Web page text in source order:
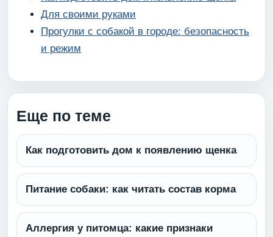
Для своими руками
Прогулки с собакой в городе: безопасность
и режим
Еще по теме
Как подготовить дом к появлению щенка
Питание собаки: как читать состав корма
Аллергия у питомца: какие признаки